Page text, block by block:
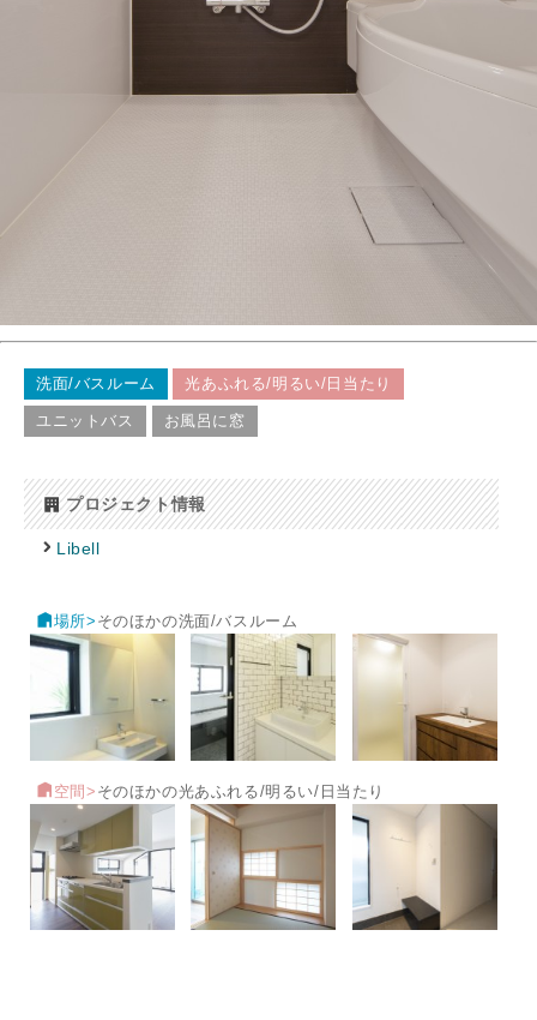
洗面/バスルーム 光あふれる/明るい/日当たり
ユニットバス お風呂に窓
プロジェクト情報
Libell
場所> そのほかの洗面/バスルーム
空間> そのほかの光あふれる/明るい/日当たり